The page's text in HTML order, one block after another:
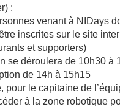
:
venant à NIDays
inscrites sur le site
et supporters)
se déroulera de 10h30 à
de 14h à 15h15
le capitaine de
à la zone robotique